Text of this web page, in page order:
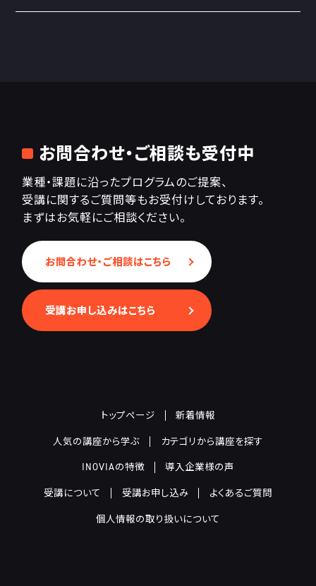
お問合わせ・ご相談も受付中
業種・課題に沿ったプログラムのご提案、
受講に関するご質問等もお受付けしております。
まずはお気軽にご相談ください。
お問合わせ・ご相談はこちら
受講お申し込みはこちら
トップページ 新着情報
人気の講座から学ぶ カテゴリから講座を探す
INOVIAの特徴 導入企業様の声
受講について 受講お申し込み よくあるご質問
個人情報の取り扱いについて